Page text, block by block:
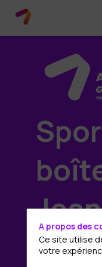
A propos des
Ce site utilise
votre